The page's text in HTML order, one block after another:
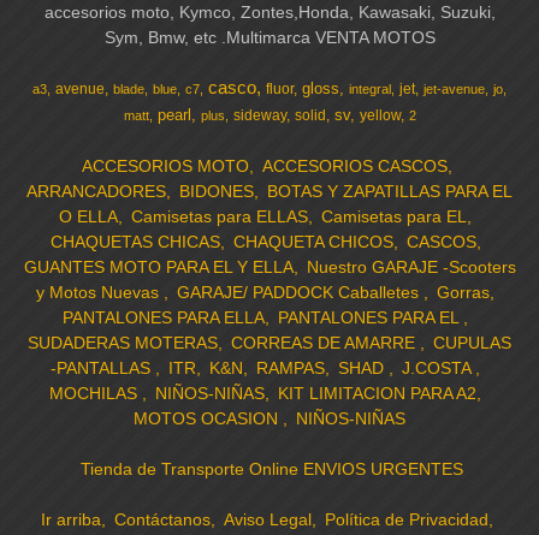
accesorios moto, Kymco, Zontes,Honda, Kawasaki, Suzuki,
Sym, Bmw, etc .Multimarca VENTA MOTOS
a3 avenue blade blue c7 casco fluor gloss integral jet jet-avenue jo
matt
pearl plus sideway solid sv yellow 2
ACCESORIOS MOTO
ACCESORIOS CASCOS
ARRANCADORES
BIDONES
BOTAS Y ZAPATILLAS PARA EL
O ELLA
Camisetas para ELLAS
Camisetas para EL
CHAQUETAS CHICAS
CHAQUETA CHICOS
CASCOS
GUANTES MOTO PARA EL Y ELLA
Nuestro GARAJE -Scooters
y Motos Nuevas
GARAJE/ PADDOCK Caballetes
Gorras
PANTALONES PARA ELLA
PANTALONES PARA EL
SUDADERAS MOTERAS
CORREAS DE AMARRE
CUPULAS
-PANTALLAS
ITR K&N RAMPAS SHAD
J.COSTA
MOCHILAS
NIÑOS-NIÑAS
KIT LIMITACION PARA A2
MOTOS OCASION
NIÑOS-NIÑAS
Tienda de Transporte Online ENVIOS URGENTES
Ir arriba Contáctanos Aviso Legal Política de Privacidad